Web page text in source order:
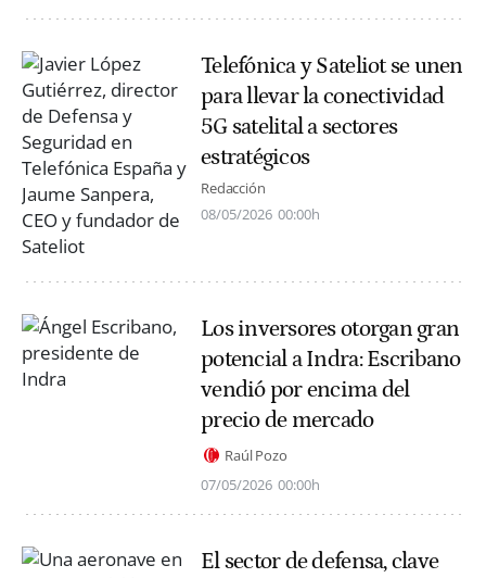
Telefónica y Sateliot se unen
para llevar la conectividad
5G satelital a sectores
estratégicos
Redacción
08/05/2026 00:00h
Los inversores otorgan gran
potencial a Indra: Escribano
vendió por encima del
precio de mercado
Raúl Pozo
07/05/2026 00:00h
El sector de defensa, clave